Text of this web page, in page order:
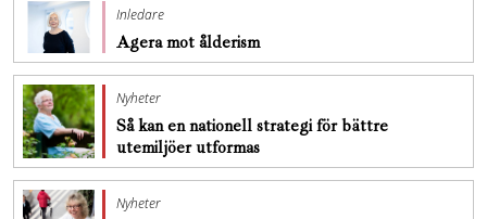
Inledare
Agera mot ålderism
Nyheter
Så kan en nationell strategi för bättre
utemiljöer utformas
Nyheter